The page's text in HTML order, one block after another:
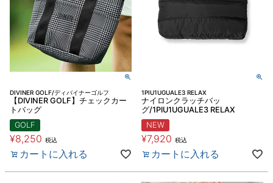
DIVINER GOLF/ディバイナーゴルフ
【DIVINER GOLF】チェックカー
トバッグ
GOLF
¥8,250 税込
カートに入れる
1PIU1UGUALE3 RELAX
ナイロンクラッチバッ
グ/1PIU1UGUALE3 RELAX
NEW
¥7,920 税込
カートに入れる